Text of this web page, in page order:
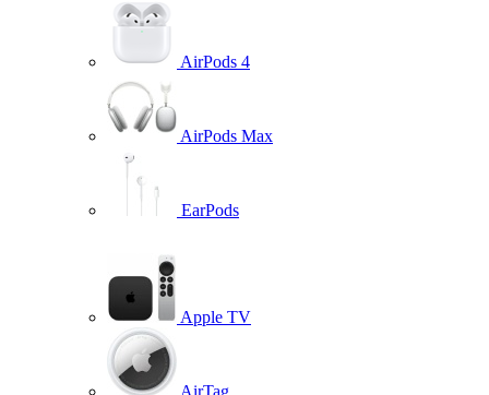
AirPods 4
AirPods Max
EarPods
Apple TV